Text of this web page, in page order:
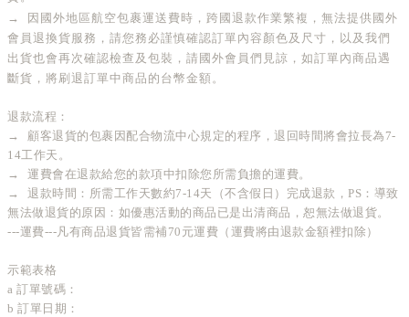
→  因國外地區航空包裹運送費時，跨國退款作業繁複，無法提供國外
會員退換貨服務，請您務必謹慎確認訂單內容顏色及尺寸，以及我們
出貨也會再次確認檢查及包裝，請國外會員們見諒，如訂單內商品遇
斷貨，將刷退訂單中商品的台幣金額。
退款流程：
→
顧客退貨的包裹因配合物流中心規定的程序，退回時間將會拉長為7-
14工作天 。
→ 運費會在退款給您的款項中扣除您所需負擔的運費。
→ 退款時間： 所需工作天數約7-14天 （不含假日）完成退款，PS：導致
無法做退貨的原因：如優惠活動的商品已是出清商品，恕無法做退貨。
---運費---凡有商品退貨皆需補70元運費 （運費將由退款金額裡扣除）
示範表格
a 訂單號碼：
b 訂單日期：